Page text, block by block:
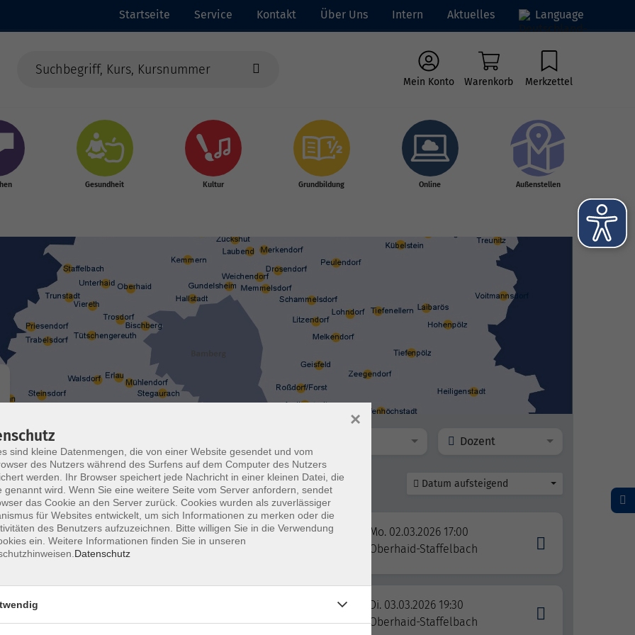
Startseite Service Kontakt Über Uns Intern Aktuelles Language
Mein Konto Warenkorb Merkzettel
Gesundheit Kultur Grundbildung Online Außenstellen
Wochentage Dozent
nur buchbare nur beginnende Datum aufsteigend
Yoga
- ausgebucht - Hatha-Yoga für Anfänger*innen und
Wiedereinsteiger*innen
Mo. 02.03.2026 17:00
Oberhaid-Staffelbach
Di. 03.03.2026 19:30
Oberhaid-Staffelbach
sind kleine Datenmengen, die von einer Website gesendet und vom
des Nutzers während des Surfens auf dem Computer des Nutzers
werden. Ihr Browser speichert jede Nachricht in einer kleinen Datei, die
genannt wird. Wenn Sie eine weitere Seite vom Server anfordern, sendet
das Cookie an den Server zurück. Cookies wurden als zuverlässiger
für Websites entwickelt, um sich Informationen zu merken oder die
des Benutzers aufzuzeichnen. Bitte willigen Sie in die Verwendung
ein. Weitere Informationen finden Sie in unseren
Datenschutz
×